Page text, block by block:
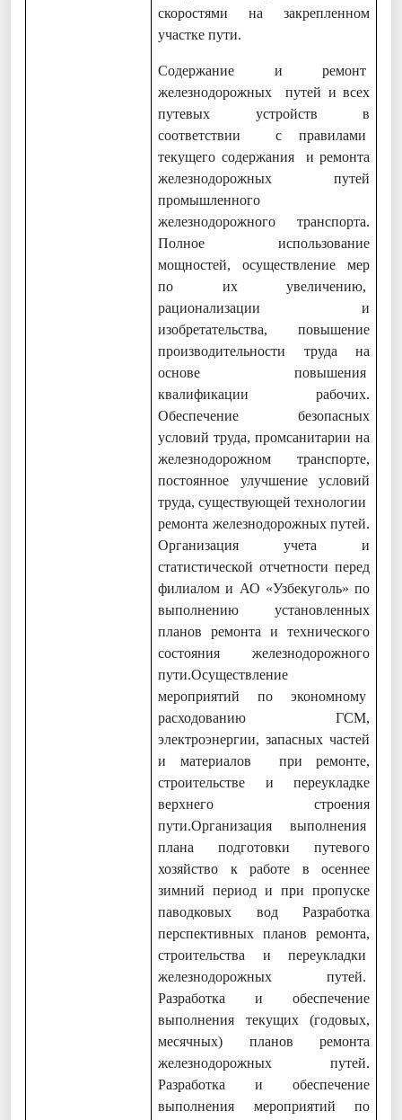
скоростями на закрепленном
участке пути.
Содержание и ремонт
железнодорожных путей и всех
путевых устройств в
соответствии с правилами
текущего содержания и ремонта
железнодорожных путей
промышленного
железнодорожного транспорта.
Полное использование
мощностей, осуществление мер
по их увеличению,
рационализации и
изобретательства, повышение
производительности труда на
основе повышения
квалификации рабочих.
Обеспечение безопасных
условий труда, промсанитарии на
железнодорожном транспорте,
постоянное улучшение условий
труда, существующей технологии
ремонта железнодорожных путей.
Организация учета и
статистической отчетности перед
филиалом и АО «Узбекуголь» по
выполнению установленных
планов ремонта и технического
состояния железнодорожного
пути.Осуществление
мероприятий по экономному
расходованию ГСМ,
электроэнергии, запасных частей
и материалов при ремонте,
строительстве и переукладке
верхнего строения
пути.Организация выполнения
плана подготовки путевого
хозяйство к работе в осеннее
зимний период и при пропуске
паводковых вод Разработка
перспективных планов ремонта,
строительства и переукладки
железнодорожных путей.
Разработка и обеспечение
выполнения текущих (годовых,
месячных) планов ремонта
железнодорожных путей.
Разработка и обеспечение
выполнения мероприятий по